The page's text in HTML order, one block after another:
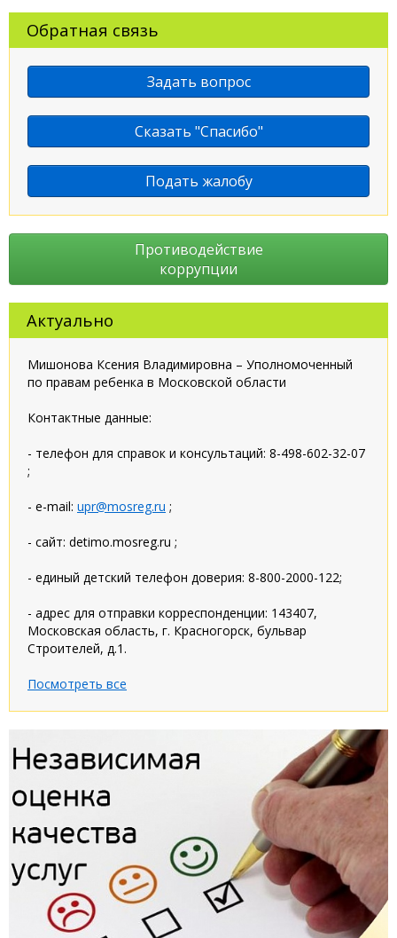
Обратная связь
Задать вопрос
Сказать "Спасибо"
Подать жалобу
Противодействие
коррупции
Актуально
Мишонова Ксения Владимировна – Уполномоченный
по правам ребенка в Московской области
Контактные данные:
- телефон для справок и консультаций: 8-498-602-32-07
;
- e-mail: upr@mosreg.ru ;
- сайт: detimo.mosreg.ru ;
- единый детский телефон доверия: 8-800-2000-122;
- адрес для отправки корреспонденции: 143407,
Московская область, г. Красногорск, бульвар
Строителей, д.1.
Посмотреть все